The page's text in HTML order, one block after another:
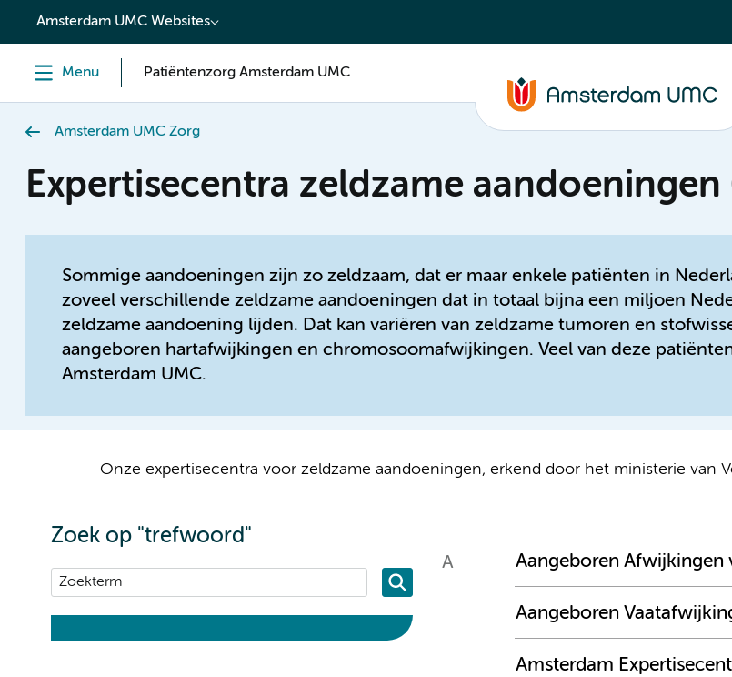
content
Amsterdam UMC Websites
Menu Patiëntenzorg Amsterdam UMC
Amsterdam UMC Zorg
Expertisecentra zeldzame aandoeningen
Sommige aandoeningen zijn zo zeldzaam, dat er maar enkele patiënten in
zoveel verschillende zeldzame aandoeningen dat in totaal bijna een miljoen
zeldzame aandoening lijden. Dat kan variëren van zeldzame tumoren en
aangeboren hartafwijkingen en chromosoomafwijkingen. Veel van deze
Amsterdam UMC.
Onze expertisecentra voor zeldzame aandoeningen, erkend door het ministerie van
Zoek op "trefwoord"
A Aangeboren Afwijkingen
Aangeboren
Amsterdam